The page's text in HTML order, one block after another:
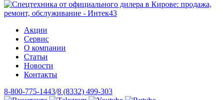
Акции
Сервис
О компании
Статьи
Новости
Контакты
8-800-775-1443/8 (8332) 499-303